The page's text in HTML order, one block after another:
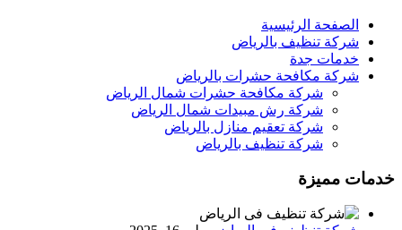
الصفحة الرئيسية
شركة تنظيف بالرياض
خدمات جدة
شركة مكافحة حشرات بالرياض
شركة مكافحة حشرات شمال الرياض
شركة رش مبيدات شمال الرياض
شركة تعقيم منازل بالرياض
شركة تنظيف بالرياض
خدمات مميزة